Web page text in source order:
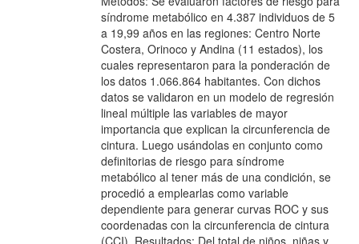
síndrome metabólico en 4.387 individuos de 5
a 19,99 años en las regiones: Centro Norte
Costera, Orinoco y Andina (11 estados), los
cuales representaron para la ponderación de
los datos 1.066.864 habitantes. Con dichos
datos se validaron en un modelo de regresión
lineal múltiple las variables de mayor
importancia que explican la circunferencia de
cintura. Luego usándolas en conjunto como
definitorias de riesgo para síndrome
metabólico al tener más de una condición, se
procedió a emplearlas como variable
dependiente para generar curvas ROC y sus
coordenadas con la circunferencia de cintura
(CCI). Resultados: Del total de niños, niñas y